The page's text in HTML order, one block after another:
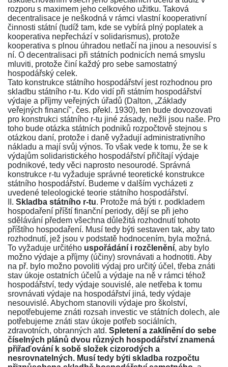
rozporu s maximem jeho celkového užitku. Taková
decentralisace je neškodná v rámci vlastní kooperativní
činnosti státní (tudíž tam, kde se vybírá plný poplatek a
kooperativa nepřechází v solidarismus), protože
kooperativa s plnou úhradou netlačí na jinou a nesouvisí s
ní. O decentralisaci při státních podnicích nemá smyslu
mluviti, protože činí každý pro sebe samostatný
hospodářský celek.
Tato konstrukce státního hospodářství jest rozhodnou pro
skladbu státního r-tu. Kdo vidí při státním hospodářství
výdaje a příjmy veřejných úřadů (Dalton, „Základy
veřejných financí", čes. překl. 1930), ten bude dovozovati
pro konstrukci státního r-tu jiné zásady, nežli jsou naše. Pro
toho bude otázka státních podniků rozpočtově stejnou s
otázkou daní, protože i daně vyžadují administrativního
nákladu a mají svůj výnos. To však vede k tomu, že se k
výdajům solidaristického hospodářství přičítají výdaje
podnikové, tedy věci naprosto nesourodé. Správná
konstrukce r-tu vyžaduje správné teoretické konstrukce
státního hospodářství. Budeme v dalším vycházeti z
uvedené teleologické teorie státního hospodářství.
II. Skladba státního r-tu. Protože má býti r. podkladem
hospodaření příští finanční periody, dějí se při jeho
sdělávání předem všechna důležitá rozhodnutí tohoto
příštího hospodaření. Musí tedy býti sestaven tak, aby tato
rozhodnutí, jež jsou v podstatě hodnocením, byla možná.
To vyžaduje určitého uspořádání i rozčlenění, aby bylo
možno výdaje a příjmy (účiny) srovnávati a hodnotiti. Aby
na př. bylo možno povoliti výdaj pro určitý účel, třeba znáti
stav úkoje ostatních účelů a výdaje na ně v rámci téhož
hospodářství, tedy výdaje souvislé, ale netřeba k tomu
srovnávati výdaje na hospodářství jiná, tedy výdaje
nesouvislé. Abychom stanovili výdaje pro školství,
nepotřebujeme znáti rozsah investic ve státních dolech, ale
potřebujeme znáti stav úkoje potřeb sociálních,
zdravotních, obranných atd. Spletení a zaklínění do sebe
číselných plánů dvou různých hospodářství znamená
přiřaďování k sobě složek cizorodých a
nesrovnatelných. Musí tedy býti skladba rozpočtu